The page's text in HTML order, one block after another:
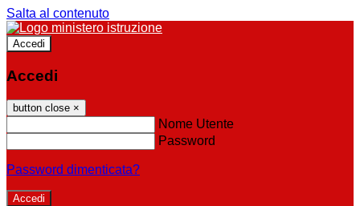
Salta al contenuto
Accedi
Accedi
button close ×
Nome Utente
Password
Password dimenticata?